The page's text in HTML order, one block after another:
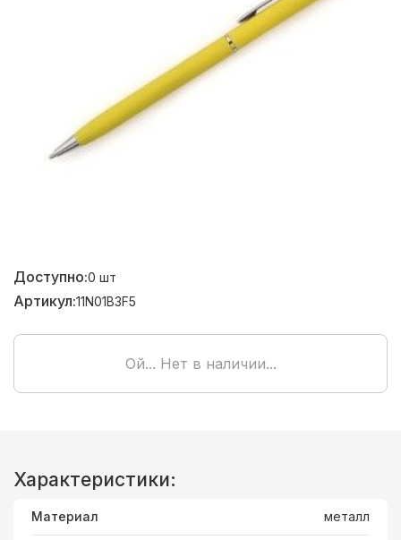
Доступно:0 шт
Артикул:11N01B3F5
Ой... Нет в наличии...
Характеристики:
Материал металл